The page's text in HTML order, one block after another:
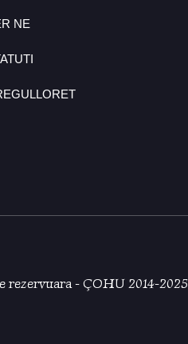
NE
rezervuara - ÇOHU 2014-2025